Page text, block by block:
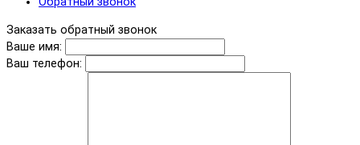
Заказать обратный звонок
Ваше имя:
Ваш телефон: